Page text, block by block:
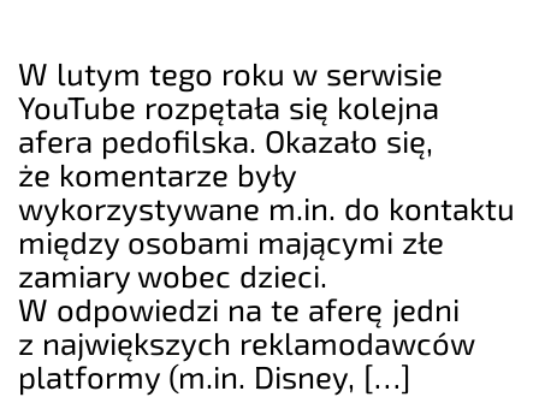
W lutym tego roku w serwisie
YouTube rozpętała się kolejna
afera pedofilska. Okazało się,
że komentarze były
wykorzystywane m.in. do kontaktu
między osobami mającymi złe
zamiary wobec dzieci.
W odpowiedzi na te aferę jedni
z największych reklamodawców
platformy (m.in. Disney, […]